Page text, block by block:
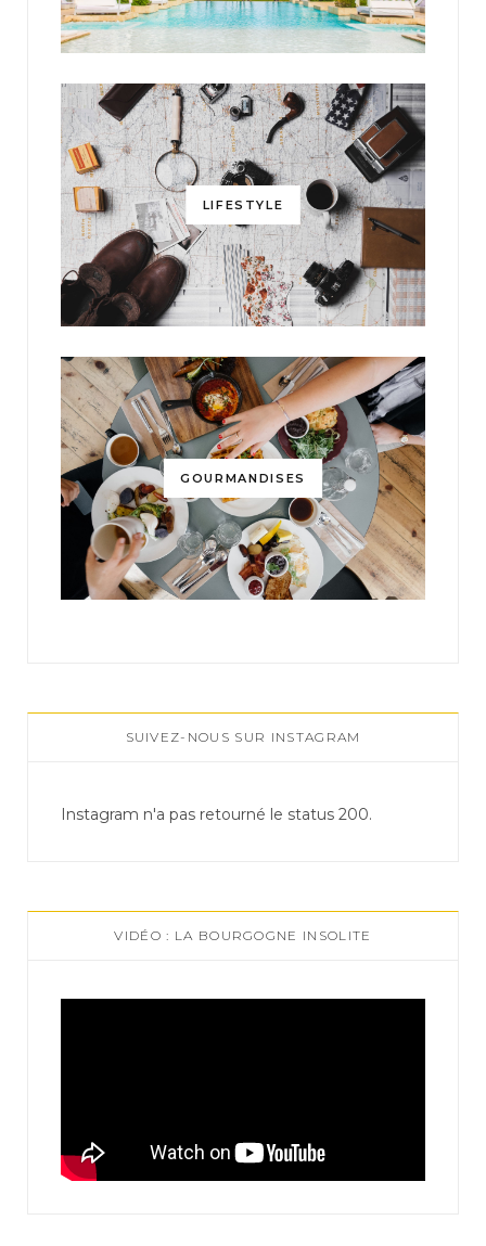
LIFESTYLE
GOURMANDISES
SUIVEZ-NOUS SUR INSTAGRAM
Instagram n'a pas retourné le status 200.
VIDÉO : LA BOURGOGNE INSOLITE